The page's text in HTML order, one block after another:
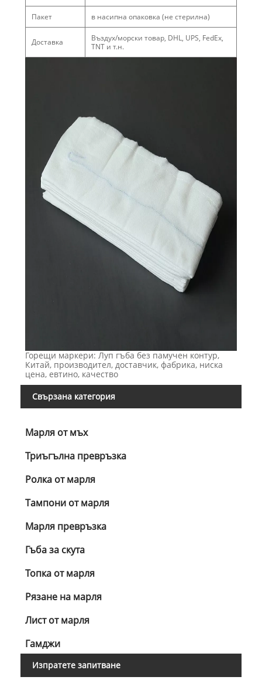
Пакет в насипна опаковка (не стерилна)
Доставка
Въздух/морски товар, DHL, UPS, FedEx,
TNT и т.н.
Горещи маркери: Луп гъба без памучен контур,
Китай, производител, доставчик, фабрика, ниска
цена, евтино, качество
Свързана категория
Марля от мъх
Триъгълна превръзка
Ролка от марля
Тампони от марля
Марля превръзка
Гъба за скута
Топка от марля
Рязане на марля
Лист от марля
Гамджи
Изпратете запитване